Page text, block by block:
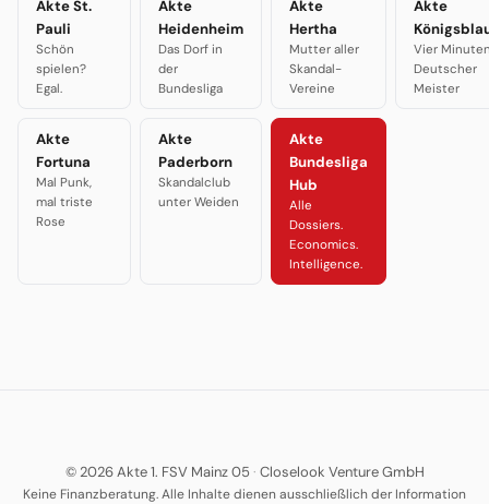
Akte St.
Pauli
Schön
spielen?
Egal.
Akte
Heidenheim
Das Dorf in
der
Bundesliga
Akte
Hertha
Mutter aller
Skandal-
Vereine
Akte
Vier
Deutscher
Meister
Akte
Fortuna
Mal Punk,
mal triste
Rose
Akte
Paderborn
Skandalclub
unter Weiden
Akte
Bundesliga
Hub
Alle
Dossiers.
Economics.
Intelligence.
© 2026 Akte 1. FSV Mainz 05 · Closelook Venture GmbH
Keine Finanzberatung. Alle Inhalte dienen ausschließlich der Information